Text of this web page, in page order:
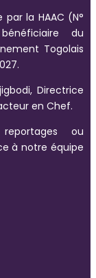
la HAAC (N°
du
Togolais
Directrice
en Chef.
ou
à notre équipe